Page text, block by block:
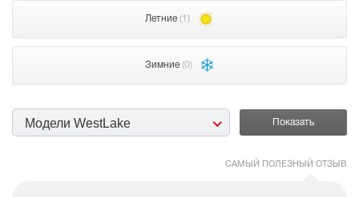
Летние (1)
Зимние (0)
Модели WestLake
САМЫЙ ПОЛЕЗНЫЙ ОТЗЫВ